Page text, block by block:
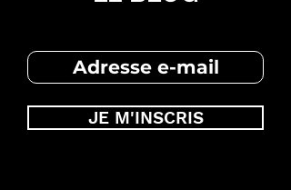
JE M'INSCRIS